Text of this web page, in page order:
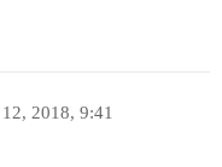
2018, 9:41